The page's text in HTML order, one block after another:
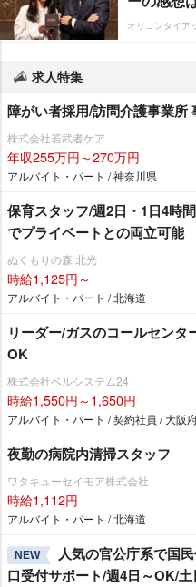
オリコンタイア
求人特集
障がい者採用/訪問介護事業所
株式会社若武者ケア
年収255万円～270万円
アルバイト・パート / 神奈川県
保育スタッフ/週2日・1日4時
でプライベートとの両立可能
ぬくもりの森 北光
時給1,125円～
アルバイト・パート / 北海道
リーダー/ガスのコールセン
OK
株式会社ベルシステム24
時給1,550円～1,650円
アルバイト・パート / 契約社員 / 大阪
夜勤の病院内清掃スタッフ
ワタキューセイモア株式会社
時給1,112円
アルバイト・パート / 北海道
NEW
人気の官公庁系で国
口受付サポート/週4日～OK/